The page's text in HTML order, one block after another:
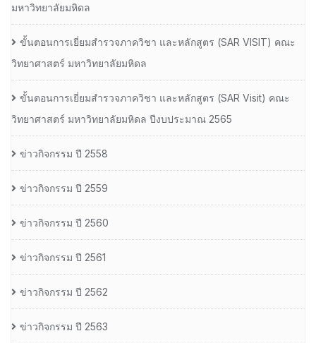
มหาวิทยาลัยมหิดล
ขั้นตอนการเยี่ยมสำรวจภาควิชา และหลักสูตร (SAR VISIT) คณะ
วิทยาศาสตร์ มหาวิทยาลัยมหิดล
ขั้นตอนการเยี่ยมสำรวจภาควิชา และหลักสูตร (SAR Visit) คณะ
วิทยาศาสตร์ มหาวิทยาลัยมหิดล ปีงบประมาณ 2565
ข่าวกิจกรรม ปี 2558
ข่าวกิจกรรม ปี 2559
ข่าวกิจกรรม ปี 2560
ข่าวกิจกรรม ปี 2561
ข่าวกิจกรรม ปี 2562
ข่าวกิจกรรม ปี 2563